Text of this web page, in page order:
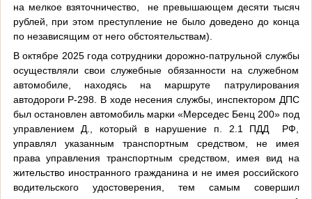
на мелкое взяточничество, не превышающем десяти тысяч
рублей, при этом преступление не было доведено до конца
по независящим от него обстоятельствам).
В октябре 2025 года сотрудники дорожно-патрульной службы
осуществляли свои служебные обязанности на служебном
автомобиле, находясь на маршруте патрулирования
автодороги Р-298. В ходе несения службы, инспектором ДПС
был остановлен автомобиль марки «Мерседес Бенц 200» под
управлением Д., который в нарушение п. 2.1 ПДД РФ,
управлял указанным транспортным средством, не имея
права управления транспортным средством, имея вид на
жительство иностранного гражданина и не имея российского
водительского удостоверения, тем самым совершил